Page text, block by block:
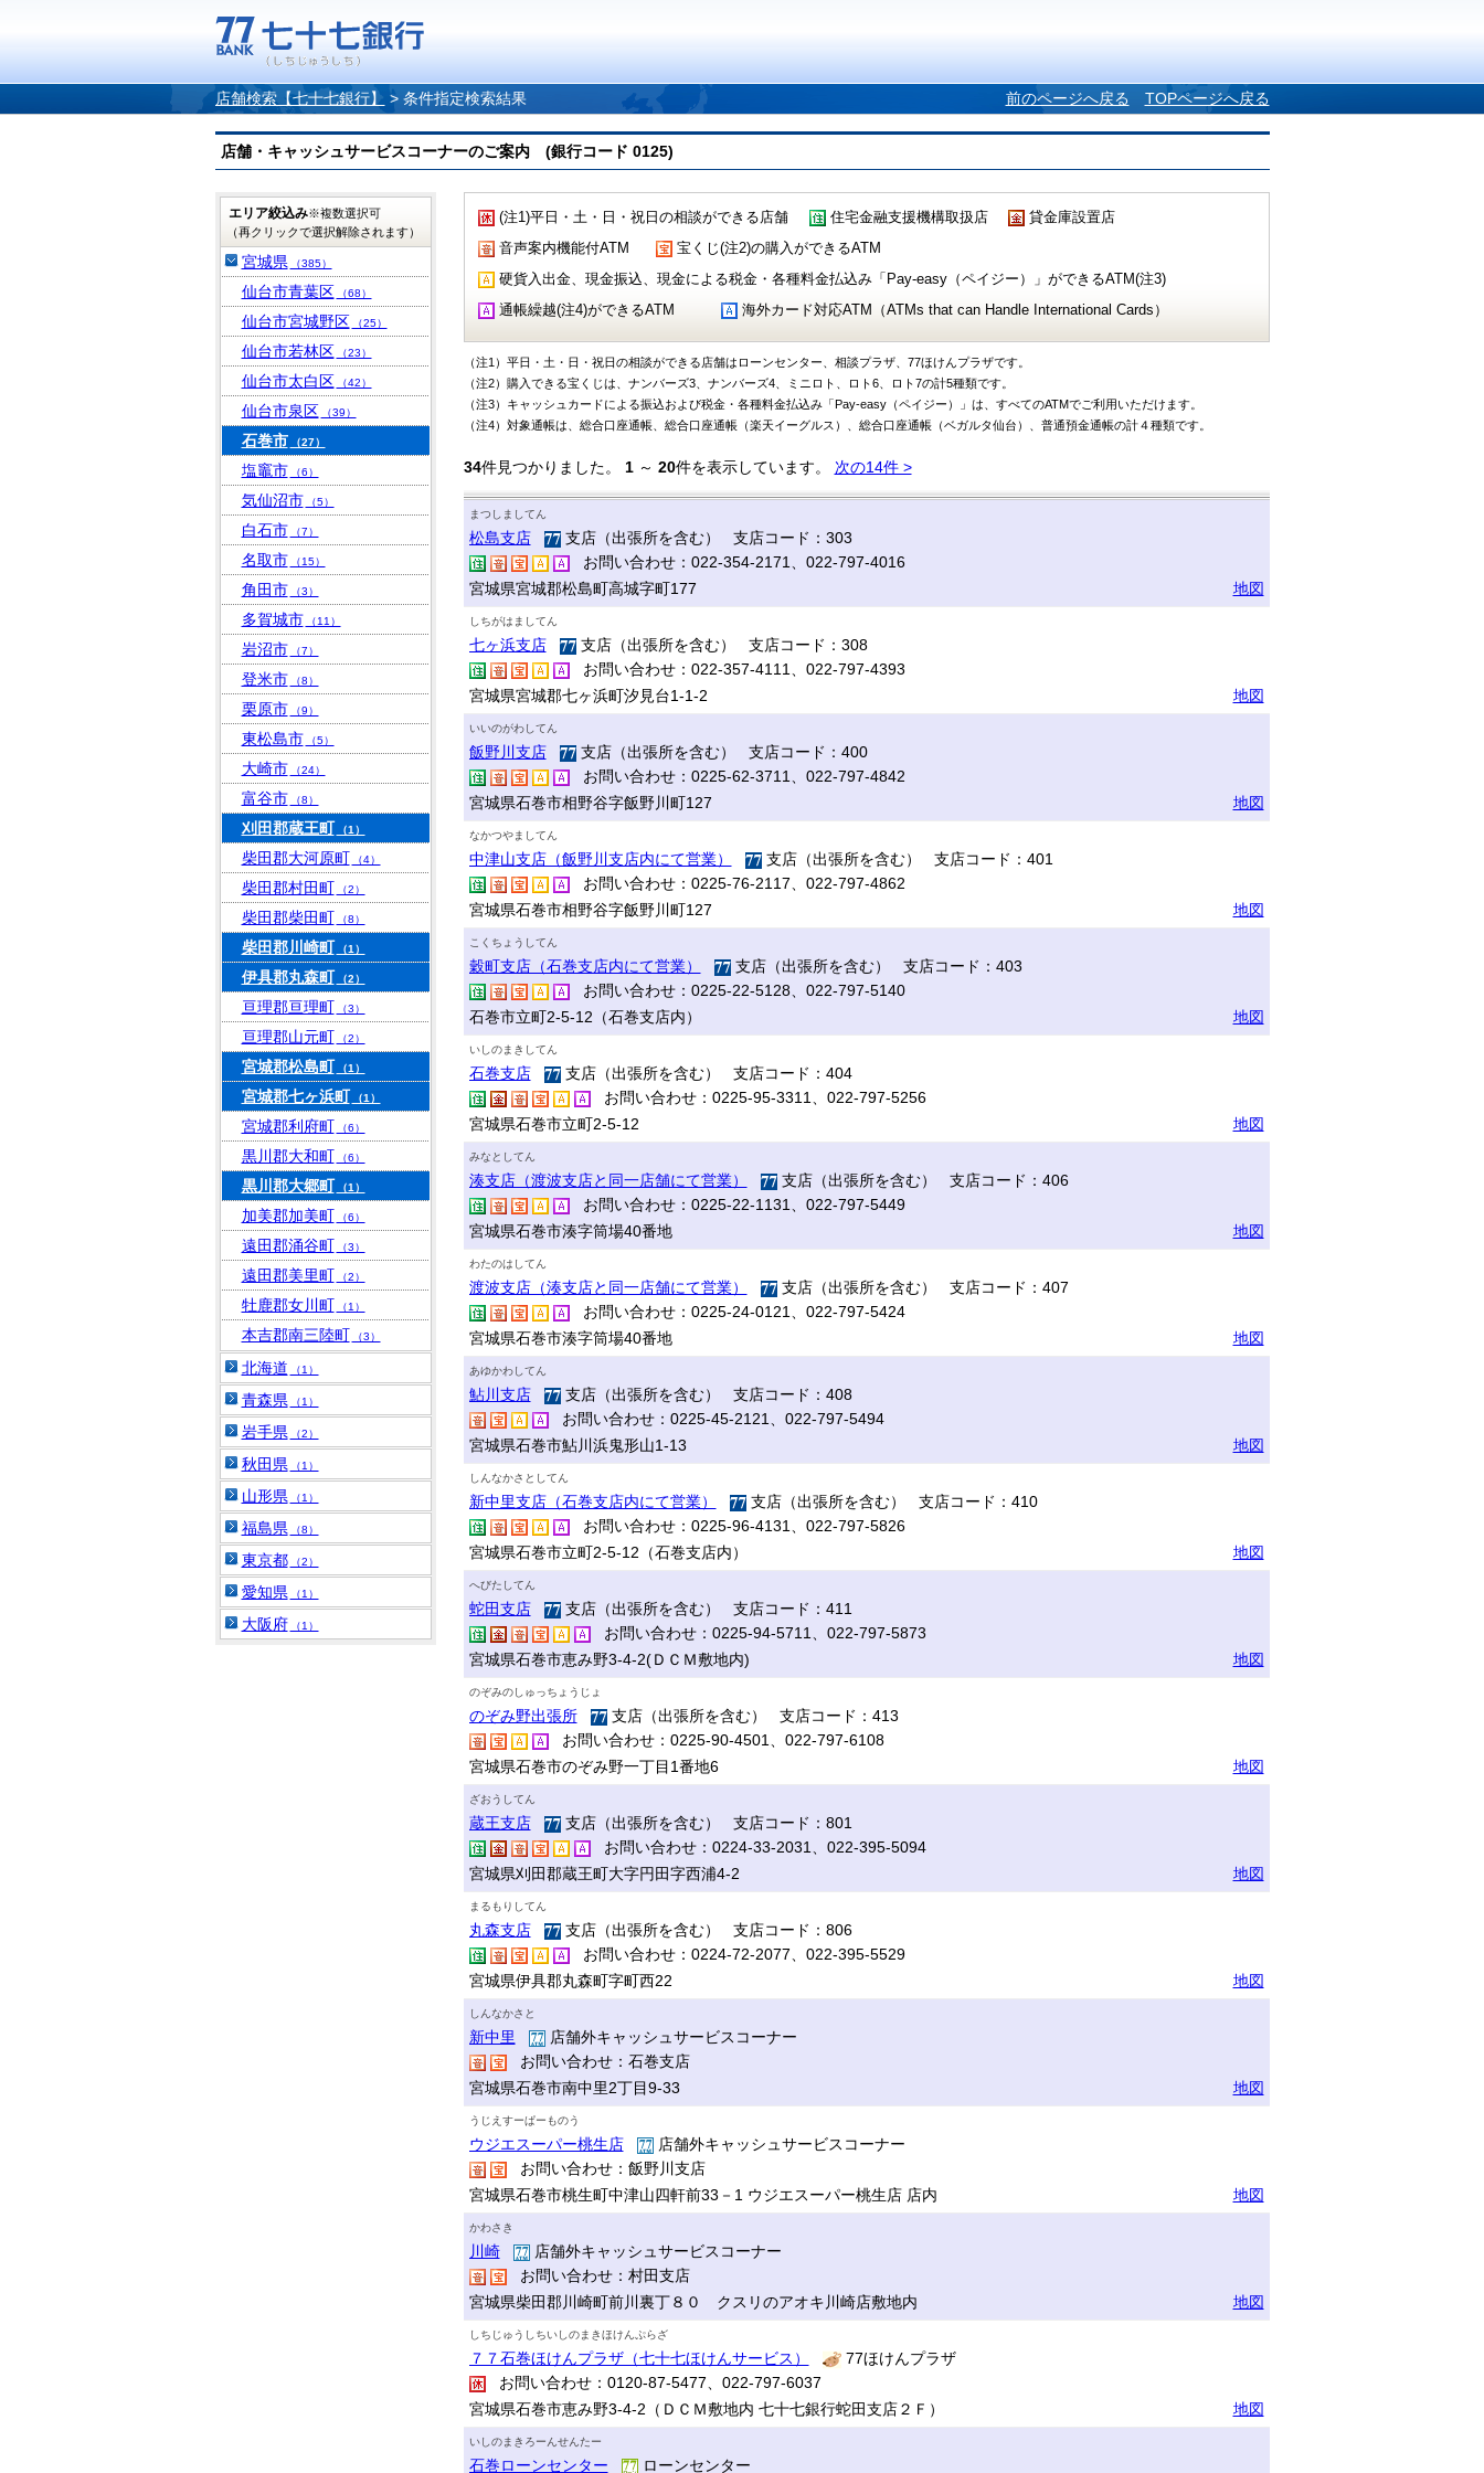
店舗検索【七十七銀行】 > 条件指定検索結果 前のページへ戻る TOPページへ戻る
店舗・キャッシュサービスコーナーのご案内 (銀行コード 0125)
(注1)平日・土・日・祝日の相談ができる店舗 住宅金融支援機構取扱店
貸金庫設置店
音声案内機能付ATM
宝くじ(注2)の購入ができるATM
硬貨入出金、現金振込、現金による税金・各種料金払込み「Pay-easy（ペイジー）」ができるATM(注3)
通帳繰越(注4)ができるATM
海外カード対応ATM（ATMs that can Handle International Cards）
（注1）平日・土・日・祝日の相談ができる店舗はローンセンター、相談プラザ、77ほけんプラザです。
（注2）購入できる宝くじは、ナンバーズ3、ナンバーズ4、ミニロト、ロト6、ロト7の計5種類です。
（注3）キャッシュカードによる振込および税金・各種料金払込み「Pay-easy（ペイジー）」は、すべてのATMでご利用いただけます。
（注4）対象通帳は、総合口座通帳、総合口座通帳（楽天イーグルス）、総合口座通帳（ベガルタ仙台）、普通預金通帳の計４種類です。
34件見つかりました。 1～ 20件を表示しています。 次の14件 >
まつしましてん
松島支店
支店（出張所を含む） 支店コード：303
お問い合わせ：022-354-2171、022-797-4016
宮城県宮城郡松島町高城字町177
地図
しちがはましてん
七ヶ浜支店
支店（出張所を含む） 支店コード：308
お問い合わせ：022-357-4111、022-797-4393
宮城県宮城郡七ヶ浜町汐見台1-1-2
地図
いいのがわしてん
飯野川支店
支店（出張所を含む） 支店コード：400
お問い合わせ：0225-62-3711、022-797-4842
宮城県石巻市相野谷字飯野川町127
地図
なかつやましてん
中津山支店（飯野川支店内にて営業）
支店（出張所を含む） 支店コード：401
お問い合わせ：0225-76-2117、022-797-4862
宮城県石巻市相野谷字飯野川町127
地図
こくちょうしてん
穀町支店（石巻支店内にて営業）
支店（出張所を含む） 支店コード：403
お問い合わせ：0225-22-5128、022-797-5140
石巻市立町2-5-12（石巻支店内）
地図
いしのまきしてん
石巻支店
支店（出張所を含む） 支店コード：404
お問い合わせ：0225-95-3311、022-797-5256
宮城県石巻市立町2-5-12
地図
みなとしてん
湊支店（渡波支店と同一店舗にて営業）
支店（出張所を含む） 支店コード：406
お問い合わせ：0225-22-1131、022-797-5449
宮城県石巻市湊字筒場40番地
地図
わたのはしてん
渡波支店（湊支店と同一店舗にて営業）
支店（出張所を含む） 支店コード：407
お問い合わせ：0225-24-0121、022-797-5424
宮城県石巻市湊字筒場40番地
地図
あゆかわしてん
鮎川支店
支店（出張所を含む） 支店コード：408
お問い合わせ：0225-45-2121、022-797-5494
宮城県石巻市鮎川浜鬼形山1-13
地図
しんなかさとしてん
新中里支店（石巻支店内にて営業）
支店（出張所を含む） 支店コード：410
お問い合わせ：0225-96-4131、022-797-5826
宮城県石巻市立町2-5-12（石巻支店内）
地図
へびたしてん
蛇田支店
支店（出張所を含む） 支店コード：411
お問い合わせ：0225-94-5711、022-797-5873
宮城県石巻市恵み野3-4-2(ＤＣＭ敷地内)
地図
のぞみのしゅっちょうじょ
のぞみ野出張所
支店（出張所を含む） 支店コード：413
お問い合わせ：0225-90-4501、022-797-6108
宮城県石巻市のぞみ野一丁目1番地6
地図
ざおうしてん
蔵王支店
支店（出張所を含む） 支店コード：801
お問い合わせ：0224-33-2031、022-395-5094
宮城県刈田郡蔵王町大字円田字西浦4-2
地図
まるもりしてん
丸森支店
支店（出張所を含む） 支店コード：806
お問い合わせ：0224-72-2077、022-395-5529
宮城県伊具郡丸森町字町西22
地図
しんなかさと
新中里
店舗外キャッシュサービスコーナー
お問い合わせ：石巻支店
宮城県石巻市南中里2丁目9-33
地図
うじえすーぱーものう
ウジエスーパー桃生店
店舗外キャッシュサービスコーナー
お問い合わせ：飯野川支店
宮城県石巻市桃生町中津山四軒前33－1 ウジエスーパー桃生店 店内
地図
かわさき
川崎
店舗外キャッシュサービスコーナー
お問い合わせ：村田支店
宮城県柴田郡川崎町前川裏丁８０ クスリのアオキ川崎店敷地内
地図
しちじゅうしちいしのまきほけんぷらざ
７７石巻ほけんプラザ（七十七ほけんサービス）
77ほけんプラザ
お問い合わせ：0120-87-5477、022-797-6037
宮城県石巻市恵み野3-4-2（ＤＣＭ敷地内 七十七銀行蛇田支店２Ｆ）
地図
いしのまきろーんせんたー
石巻ローンセンター ローンセンター
エリア絞込み※複数選択可
（再クリックで選択解除されます）
宮城県 （385）
仙台市青葉区 （68）
仙台市宮城野区 （25）
仙台市若林区 （23）
仙台市太白区 （42）
仙台市泉区 （39）
石巻市 （27）
塩竈市 （6）
気仙沼市 （5）
白石市 （7）
名取市 （15）
角田市 （3）
多賀城市 （11）
岩沼市 （7）
登米市 （8）
栗原市 （9）
東松島市 （5）
大崎市 （24）
富谷市 （8）
刈田郡蔵王町 （1）
柴田郡大河原町 （4）
柴田郡村田町 （2）
柴田郡柴田町 （8）
柴田郡川崎町 （1）
伊具郡丸森町 （2）
亘理郡亘理町 （3）
亘理郡山元町 （2）
宮城郡松島町 （1）
宮城郡七ヶ浜町 （1）
宮城郡利府町 （6）
黒川郡大和町 （6）
黒川郡大郷町 （1）
加美郡加美町 （6）
遠田郡涌谷町 （3）
遠田郡美里町 （2）
牡鹿郡女川町 （1）
本吉郡南三陸町 （3）
北海道 （1）
青森県 （1）
岩手県 （2）
秋田県 （1）
山形県 （1）
福島県 （8）
東京都 （2）
愛知県 （1）
大阪府 （1）